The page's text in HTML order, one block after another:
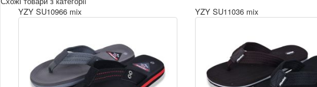
YZY SU10966 mix
YZY SU11036 mix